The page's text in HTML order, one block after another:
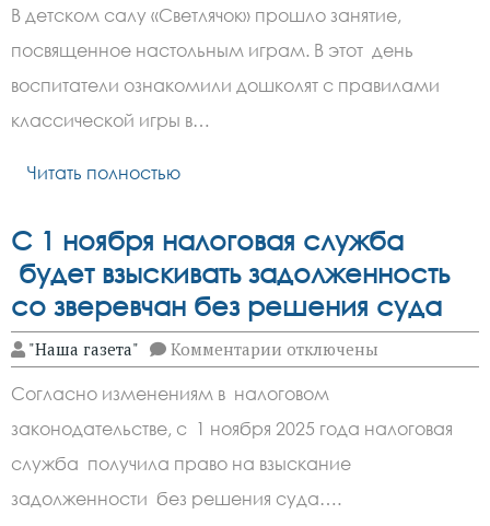
из
Зверево
ознакомились
с
правилами
В детском салу «Светлячок» прошло занятие,
посвященное настольным играм. В этот день
воспитатели ознакомили дошколят с правилами
классической игры в…
Читать полностью
С 1 ноября налоговая служба
будет взыскивать задолженность
со зверевчан без решения суда
"Наша газета" Комментарии к
записи
1
ноября
налоговая
служба
будет
взыскивать
задолженность
отключены
Согласно изменениям в налоговом
законодательстве, с 1 ноября 2025 года налоговая
служба получила право на взыскание
задолженности без решения суда….